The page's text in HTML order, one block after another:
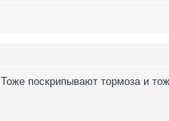
Тоже поскрипывают тормоза и